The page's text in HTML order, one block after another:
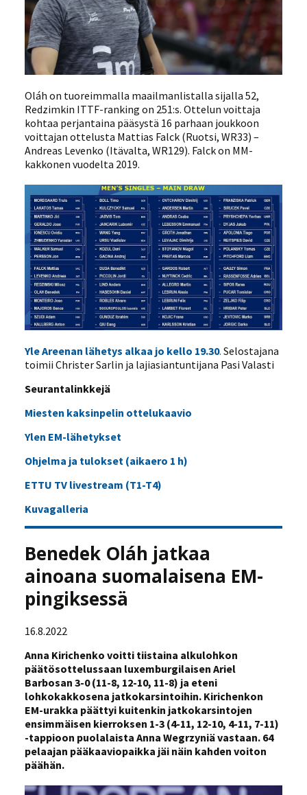
Oláh on tuoreimmalla maailmanlistalla sijalla 52,
Redzimkin ITTF-ranking on 251:s. Ottelun voittaja
kohtaa perjantaina pääsystä 16 parhaan joukkoon
voittajan ottelusta Mattias Falck (Ruotsi, WR33) –
Andreas Levenko (Itävalta, WR129). Falck on MM-
kakkonen vuodelta 2019.
Yle Areenan lähetys alkaa jo kello 19.30. Selostajana
toimii Christer Sarlin ja lajiasiantuntijana Pasi Valasti
Seurantalinkkejä
Miesten kaksinpelin ottelukaavio
Ylen EM-lähetykset
Ohjelma ja tulokset (aikaero 1 h)
ETTU TV livestream (T1-T4)
Kuvagalleria
Benedek Oláh jatkaa
ainoana suomalaisena EM-
pingiksessä
16.8.2022
Anna Kirichenko voitti tiistaina alkulohkon
päätösottelussaan luxemburgilaisen Ariel
Barbosan 3-0 (11-8, 12-10, 11-8) ja eteni
lohkokakkosena jatkokarsintoihin. Kirichenkon
EM-urakka päättyi kuitenkin jatkokarsintojen
ensimmäisen kierroksen 1-3 (4-11, 12-10, 4-11, 7-11)
-tappioon puolalaista Anna Wegrzyniä vastaan. 64
pelaajan pääkaaviopaikka jäi näin kahden voiton
päähän.